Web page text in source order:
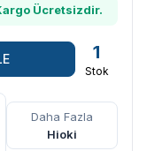
Ücretsizdir.
1
Stok
Daha Fazla
Hioki